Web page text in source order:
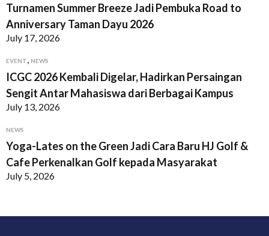
Turnamen Summer Breeze Jadi Pembuka Road to
Anniversary Taman Dayu 2026
July 17, 2026
EVENT NEWS
ICGC 2026 Kembali Digelar, Hadirkan Persaingan
Sengit Antar Mahasiswa dari Berbagai Kampus
July 13, 2026
NEWS
Yoga-Lates on the Green Jadi Cara Baru HJ Golf &
Cafe Perkenalkan Golf kepada Masyarakat
July 5, 2026